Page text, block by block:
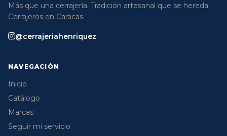
Más que una cerrajería. Tradición artesanal que se hereda.
Cerrajeros en Caracas.
@cerrajeriahenriquez
NAVEGACIÓN
Inicio
Catálogo
Marcas
Seguir mi servicio